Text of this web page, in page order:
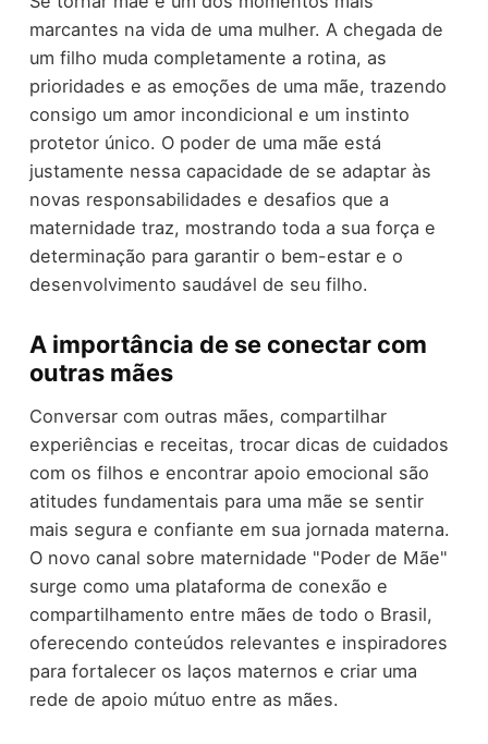
marcantes na vida de uma mulher. A chegada de
um filho muda completamente a rotina, as
prioridades e as emoções de uma mãe, trazendo
consigo um amor incondicional e um instinto
protetor único. O poder de uma mãe está
justamente nessa capacidade de se adaptar às
novas responsabilidades e desafios que a
maternidade traz, mostrando toda a sua força e
determinação para garantir o bem-estar e o
desenvolvimento saudável de seu filho.
A importância de se conectar com
outras mães
Conversar com outras mães, compartilhar
experiências e receitas, trocar dicas de cuidados
com os filhos e encontrar apoio emocional são
atitudes fundamentais para uma mãe se sentir
mais segura e confiante em sua jornada materna.
O novo canal sobre maternidade "Poder de Mãe"
surge como uma plataforma de conexão e
compartilhamento entre mães de todo o Brasil,
oferecendo conteúdos relevantes e inspiradores
para fortalecer os laços maternos e criar uma
rede de apoio mútuo entre as mães.